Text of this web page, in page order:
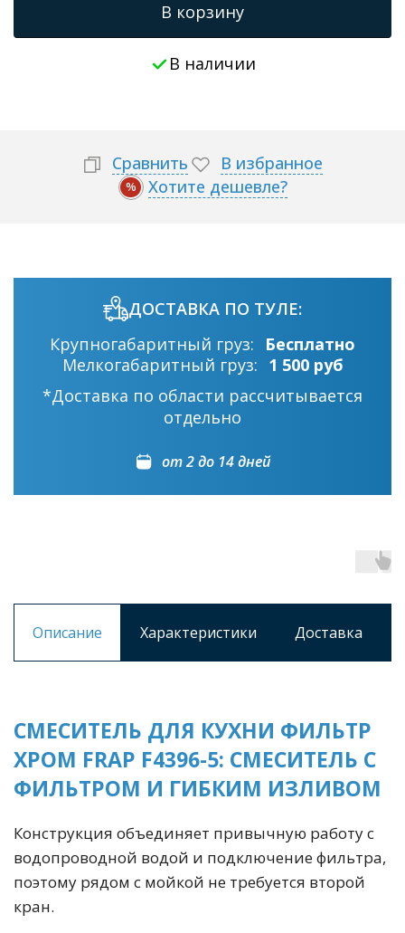
В корзину
В наличии
Сравнить В избранное
% Хотите дешевле?
ДОСТАВКА ПО ТУЛЕ:
Крупногабаритный груз:
Бесплатно
Мелкогабаритный груз: 1 500 руб
*Доставка по области рассчитывается
отдельно
от 2 до 14 дней
Описание Характеристики Доставка
СМЕСИТЕЛЬ ДЛЯ КУХНИ ФИЛЬТР
ХРОМ FRAP F4396-5: СМЕСИТЕЛЬ С
ФИЛЬТРОМ И ГИБКИМ ИЗЛИВОМ
Конструкция объединяет привычную работу с
водопроводной водой и подключение фильтра,
поэтому рядом с мойкой не требуется второй
кран.